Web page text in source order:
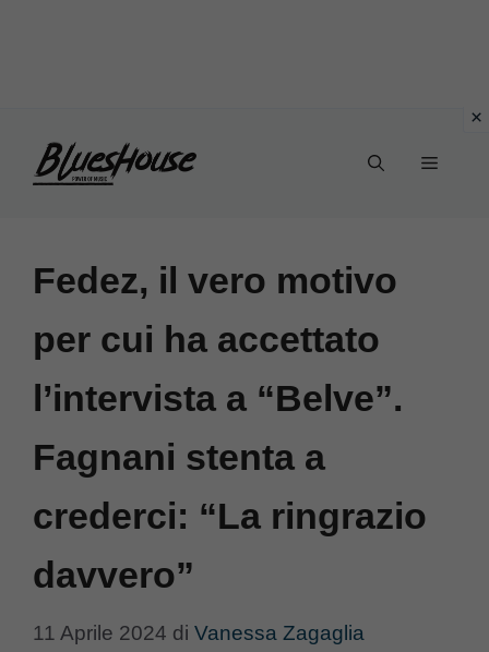
Menu
Fedez, il vero motivo
per cui ha accettato
l’intervista a “Belve”.
Fagnani stenta a
crederci: “La ringrazio
davvero”
11 Aprile 2024 di Vanessa Zagaglia